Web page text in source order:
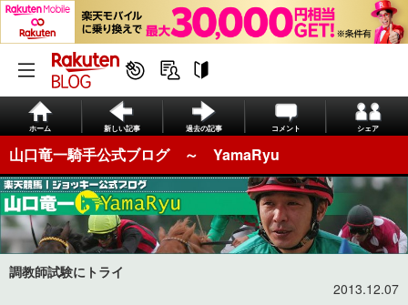
ホーム 新しい記事 過去の記事 コメント シェア
山口竜一騎手公式ブログ ～ YamaRyu
調教師試験にトライ
2013.12.07